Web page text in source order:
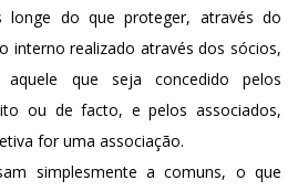
do que proteger, através do
interno realizado através dos sócios,
aquele que seja concedido pelos
ou de facto, e pelos associados,
for uma associação.
simplesmente a comuns, o que